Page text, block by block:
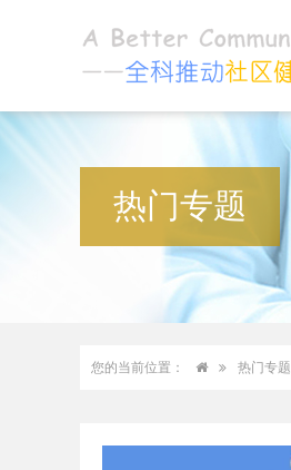
热门专题
您的当前位置： 热门专题